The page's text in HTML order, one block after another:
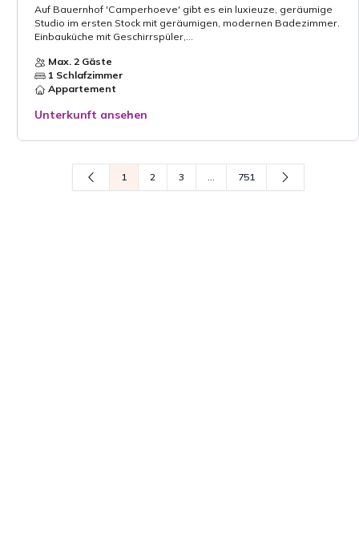
Auf Bauernhof 'Camperhoeve' gibt es ein luxieuze, geräumige
Studio im ersten Stock mit geräumigen, modernen Badezimmer.
Einbauküche mit Geschirrspüler,...
Max. 2 Gäste
1 Schlafzimmer
Appartement
Unterkunft ansehen
1 2 3 ... 751